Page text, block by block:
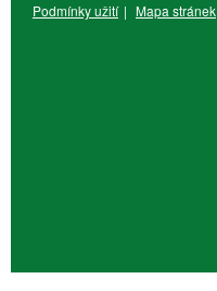
Podmínky užití | Mapa stránek